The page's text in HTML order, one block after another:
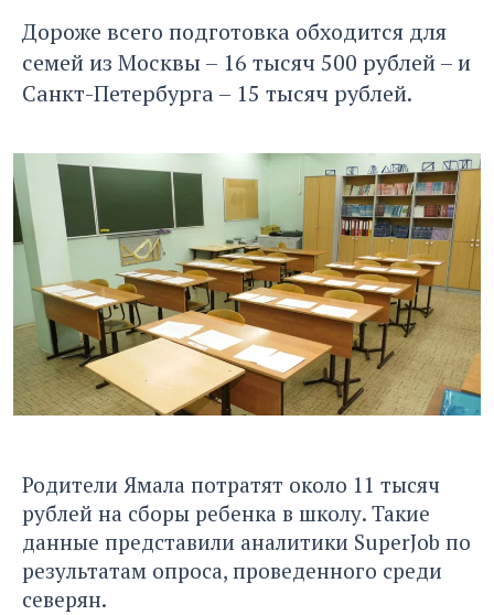
Дороже всего подготовка обходится для
семей из Москвы – 16 тысяч 500 рублей – и
Санкт-Петербурга – 15 тысяч рублей.
Родители Ямала потратят около 11 тысяч
рублей на сборы ребенка в школу. Такие
данные представили аналитики SuperJob по
результатам опроса, проведенного среди
северян.